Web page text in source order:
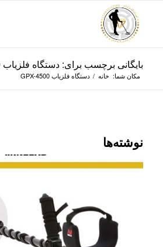
بایگانی برچسب برای: دستگاه فلزیاب GPX-4500
مکان شما: خانه / دستگاه فلزیاب GPX-4500
نوشته‌ها